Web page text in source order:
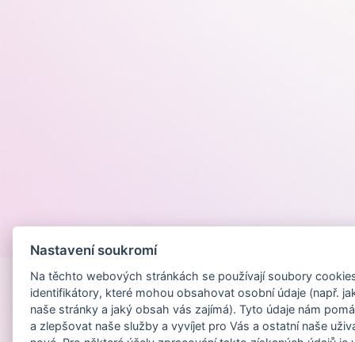
Nastavení soukromí
Na těchto webových stránkách se používají soubory
identifikátory, které mohou obsahovat osobní údaje (např.
naše stránky a jaký obsah vás zajímá). Tyto údaje nám
a zlepšovat naše služby a vyvíjet pro Vás a ostatní naše